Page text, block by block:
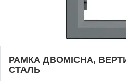
РАМКА ДВОМІСНА,
СТАЛЬ